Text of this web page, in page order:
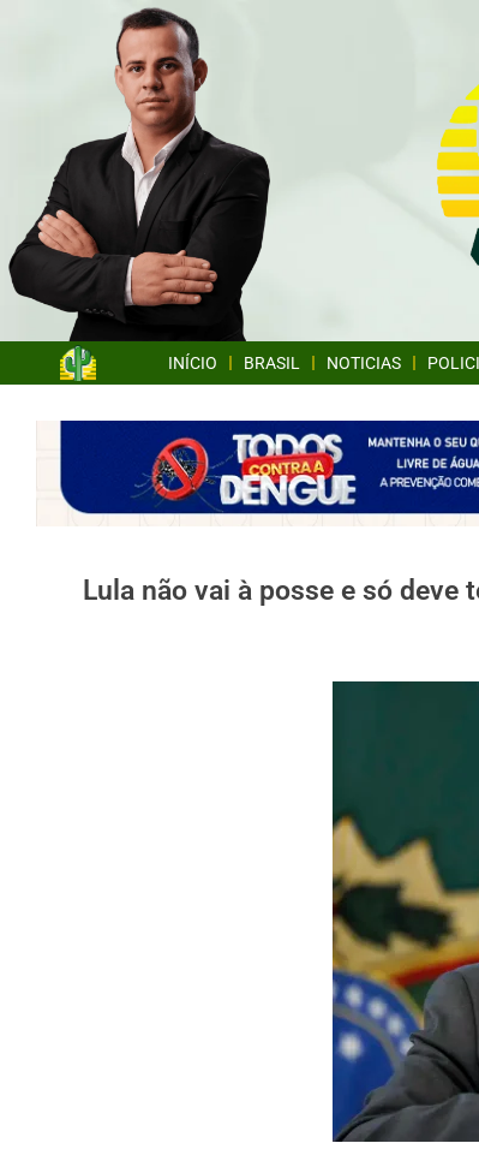
INÍCIO BRASIL NOTICIAS
Lula não vai à posse e só deve